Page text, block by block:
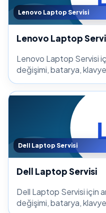
Lenovo Laptop Servisi
Lenovo Laptop
Lenovo Laptop Servisi
değişimi, batarya,
Dell Laptop Servisi
Dell Laptop Servisi
Dell Laptop Servisi için
değişimi, batarya,